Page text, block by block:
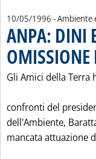
10/05/1996 - Ambiente
ANPA: DINI
OMISSIONE
Gli Amici della
confronti del
dell'Ambiente,
mancata attuazione